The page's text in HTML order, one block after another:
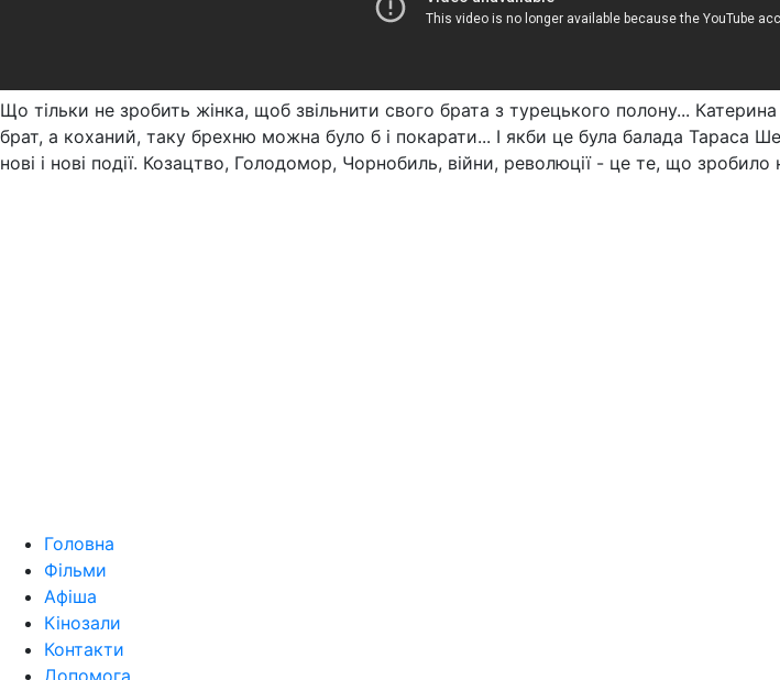
Що тільки не зробить жінка, щоб звільнити свого брата з турецького полону...
брат, а коханий, таку брехню можна було б і покарати... І якби це була балада Тараса
нові і нові події. Козацтво, Голодомор, Чорнобиль, війни, революції - це те, що
Головна
Фільми
Афіша
Кінозали
Контакти